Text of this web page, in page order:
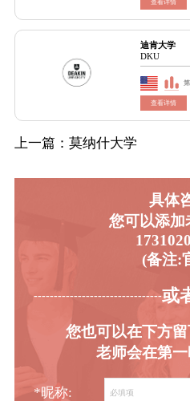
查看详情
迪肯大学
DKU
查看详情
上一篇 ：莫纳什大学
具体
您可以添加
(备注:
或
您也可以在下方
老师会在第
*昵称: